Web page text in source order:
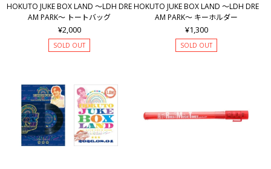
HOKUTO JUKE BOX LAND ～LDH DRE
AM PARK～ トートバッグ
¥2,000
SOLD OUT
HOKUTO JUKE BOX LAND ～LDH DRE
AM PARK～ キーホルダー
¥1,300
SOLD OUT